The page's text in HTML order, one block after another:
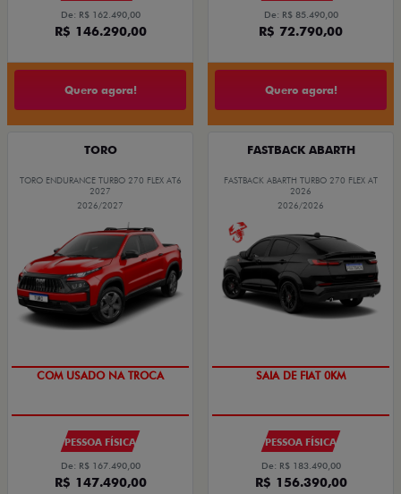
De: R$ 162.490,00
R$ 146.290,00
Quero agora!
De: R$ 85.490,00
R$ 72.790,00
Quero agora!
TORO
TORO ENDURANCE TURBO 270 FLEX AT6
2027
2026/2027
COM USADO NA TROCA
PESSOA FÍSICA
De: R$ 167.490,00
R$ 147.490,00
FASTBACK ABARTH
FASTBACK ABARTH TURBO 270 FLEX AT
2026
2026/2026
SAIA DE FIAT 0KM
PESSOA FÍSICA
De: R$ 183.490,00
R$ 156.390,00